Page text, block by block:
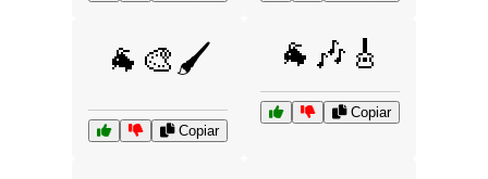
🐐🎨🖌️
Copiar
🐐🎶🎸
Copiar